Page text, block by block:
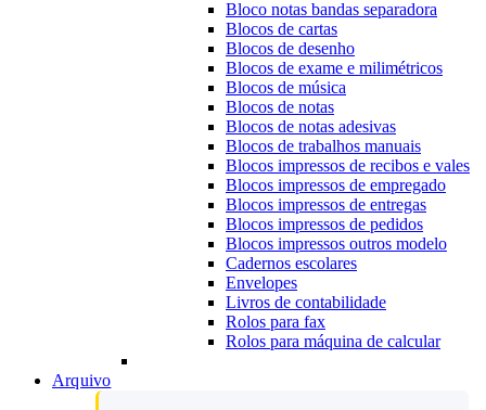
Bloco notas bandas separadora
Blocos de cartas
Blocos de desenho
Blocos de exame e milimétricos
Blocos de música
Blocos de notas
Blocos de notas adesivas
Blocos de trabalhos manuais
Blocos impressos de recibos e vales
Blocos impressos de empregado
Blocos impressos de entregas
Blocos impressos de pedidos
Blocos impressos outros modelo
Cadernos escolares
Envelopes
Livros de contabilidade
Rolos para fax
Rolos para máquina de calcular
Arquivo